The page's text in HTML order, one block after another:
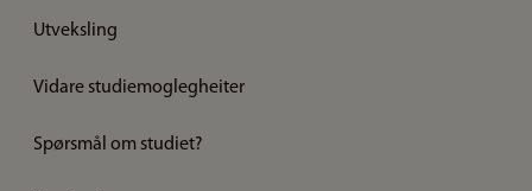
Utveksling
Vidare studiemoglegheiter
Spørsmål om studiet?